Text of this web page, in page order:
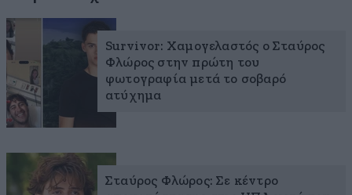
Survivor: Χαμογελαστός ο Σταύρος
Φλώρος στην πρώτη του
φωτογραφία μετά το σοβαρό
ατύχημα
Σταύρος Φλώρος: Σε κέντρο